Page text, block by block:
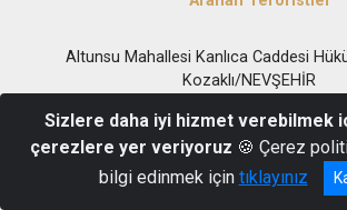
Altunsu Mahallesi Kanlıca Caddesi
Kozaklı/NEVŞEHİR
(0384) 471 40 03
Sizlere daha iyi hizmet verebilmek
çerezlere yer veriyoruz 🍪 Çerez
bilgi edinmek için tıklayınız